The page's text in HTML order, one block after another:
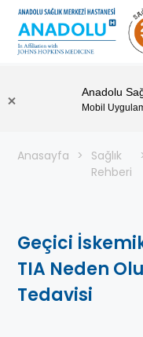
Anadolu
Mobil
Anasayfa
Sağlık
Rehberi
Geçici
TIA Neden
Tedavisi